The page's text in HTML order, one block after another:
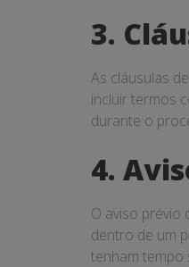
3.
As cláusulas
incluir termos
durante o
4.
O aviso prévio
dentro de um
tenham tempo